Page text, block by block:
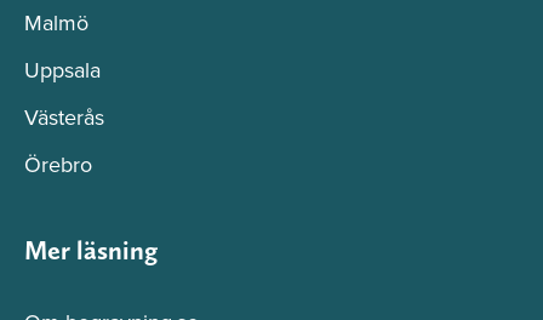
Malmö
Uppsala
Västerås
Örebro
Mer läsning